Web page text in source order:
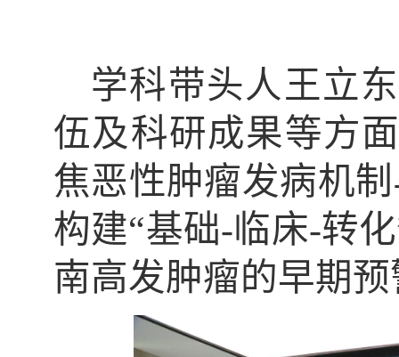
学科带头人王立
伍及科研成果等方
焦恶性肿瘤发病机
构建“基础-临床-转
南高发肿瘤的早期